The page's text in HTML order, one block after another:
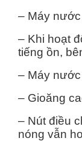
– Máy
– Khi hoạt
tiếng ồn,
– Máy
– Gioăng
– Nút điều
nóng vẫn